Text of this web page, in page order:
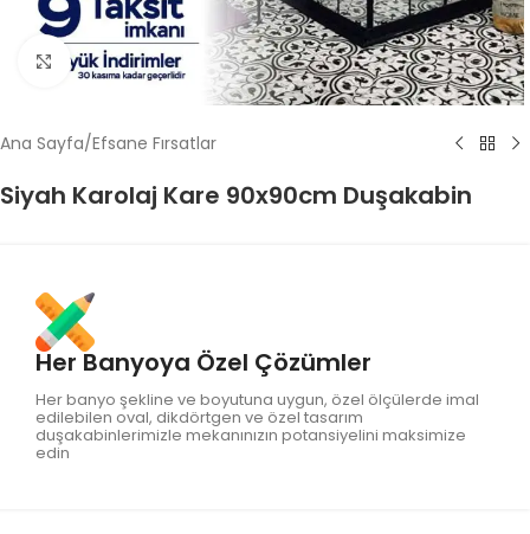
Click to enlarge
Ana Sayfa/Efsane Fırsatlar
Siyah Karolaj Kare 90x90cm Duşakabin
Her Banyoya Özel Çözümler
Her banyo şekline ve boyutuna uygun, özel ölçülerde imal
edilebilen oval, dikdörtgen ve özel tasarım
duşakabinlerimizle mekanınızın potansiyelini maksimize
edin​